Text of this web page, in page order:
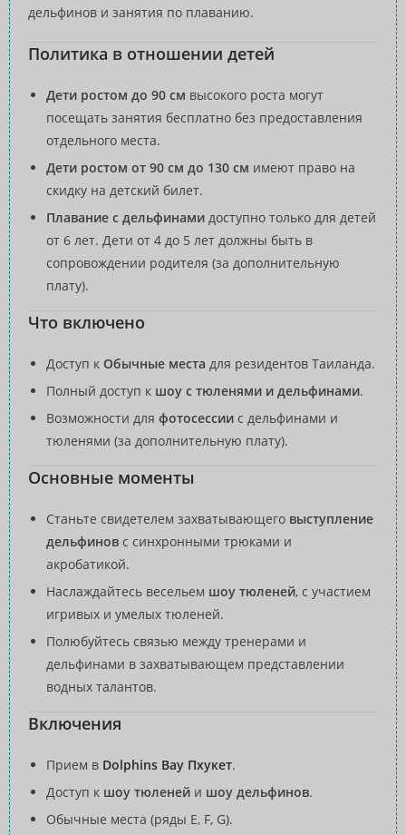
дельфинов и занятия по плаванию.
Политика в отношении детей
Дети ростом до 90 см высокого роста могут
посещать занятия бесплатно без предоставления
отдельного места.
Дети ростом от 90 см до 130 см имеют право на
скидку на детский билет.
Плавание с дельфинами доступно только для детей
от 6 лет. Дети от 4 до 5 лет должны быть в
сопровождении родителя (за дополнительную
плату).
Что включено
Доступ к Обычные места для резидентов Таиланда.
Полный доступ к шоу с тюленями и дельфинами.
Возможности для фотосессии с дельфинами и
тюленями (за дополнительную плату).
Основные моменты
Станьте свидетелем захватывающего выступление
дельфинов с синхронными трюками и
акробатикой.
Наслаждайтесь весельем шоу тюленей, с участием
игривых и умелых тюленей.
Полюбуйтесь связью между тренерами и
дельфинами в захватывающем представлении
водных талантов.
Включения
Прием в Dolphins Bay Пхукет.
Доступ к шоу тюленей и шоу дельфинов.
Обычные места (ряды E, F, G).